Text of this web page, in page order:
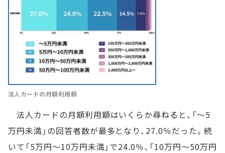
法人カードの月額利用額
法人カードの月額利用額はいくらか尋ねると、「～5
万円未満」の回答者数が最多となり、27.0％だった。続
いて「5万円～10万円未満」で24.0％、「10万円～50万円